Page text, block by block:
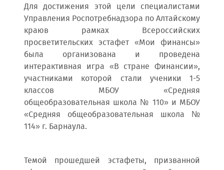
Для достижения этой цели специалистами
Управления Роспотребнадзора по Алтайскому
краюв рамках Всероссийских
просветительских эстафет «Мои финансы»
была организована и проведена
интерактивная игра «В стране Финансии»,
участниками которой стали ученики 1-5
классов МБОУ «Средняя
общеобразовательная школа № 110» и МБОУ
«Средняя общеобразовательная школа №
114» г. Барнаула.
Темой прошедшей эстафеты, призванной